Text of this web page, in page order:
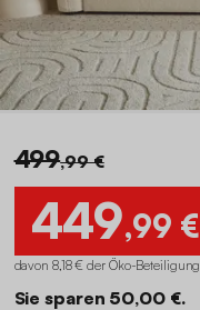
499,99 €
449,99 €
davon 8,18 € der Öko-Beteiligung
Sie sparen 50,00 €.